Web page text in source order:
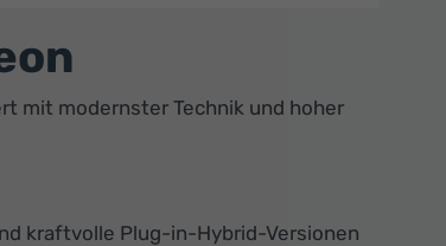
mit modernster Technik und hoher
kraftvolle Plug-in-Hybrid-Versionen